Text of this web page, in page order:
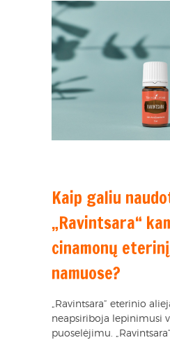
Kaip galiu
„Ravintsara“
cinamonų
namuose?
„Ravintsara“ eterinio
neapsiriboja lepinimusi
puoselėjimu.